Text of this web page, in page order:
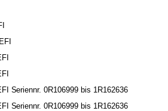
Seriennr. 0R106999 bis 1R162636
Seriennr. 0R106999 bis 1R162636